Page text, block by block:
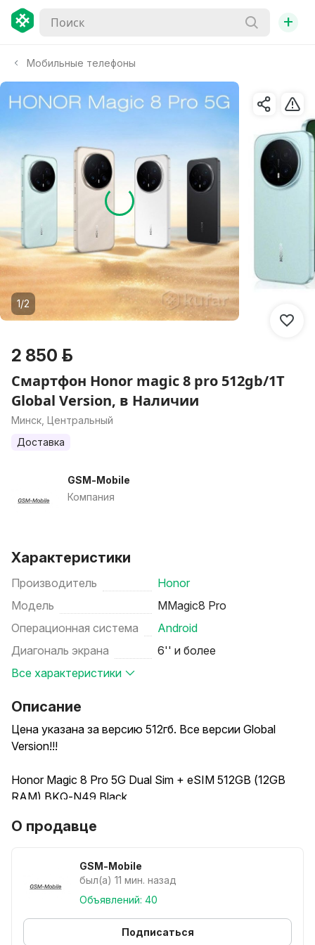
+
Мобильные телефоны
1/2
2 850 р.
Смартфон Honor magic 8 pro 512gb/1Т
Global Version, в Наличии
Минск, Центральный
Доставка
GSM-Mobile
Компания
Характеристики
Производитель
Honor
Модель
MMagic8 Pro
Операционная система
Android
Диагональ экрана
6'' и более
Все характеристики
Описание
Цена указана за версию 512гб. Все версии Global
Version!!!
Honor Magic 8 Pro 5G Dual Sim + eSIM 512GB (12GB
RAM) BKQ-N49 Black
RAM) BKQ-N49 Sky Cyan
RAM) BKQ-N49 Sunrise Gold
Honor Magic 8 Pro 5G Dual Sim + eSIM 1Т GB (16GB
RAM) BKQ-N49 Black
Honor Magic 8 Pro 5G Dual Sim + eSIM 1Т GB (16GB
О продавце
GSM-Mobile
был(а) 11 мин. назад
Объявлений: 40
Подписаться